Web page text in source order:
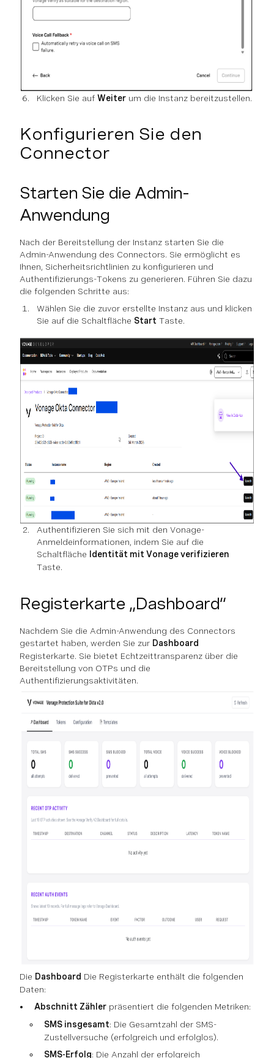
Klicken Sie auf Weiter um die Instanz bereitzustellen.
Konfigurieren Sie den
Connector
Starten Sie die Admin-
Anwendung
Nach der Bereitstellung der Instanz starten Sie die
Admin-Anwendung des Connectors. Sie ermöglicht es
Ihnen, Sicherheitsrichtlinien zu konfigurieren und
Authentifizierungs-Tokens zu generieren. Führen Sie dazu
die folgenden Schritte aus:
Wählen Sie die zuvor erstellte Instanz aus und klicken
Sie auf die Schaltfläche Start Taste.
Authentifizieren Sie sich mit den Vonage-
Anmeldeinformationen, indem Sie auf die
Schaltfläche
Identität mit Vonage verifizieren
Taste.
Registerkarte „Dashboard“
Nachdem Sie die Admin-Anwendung des Connectors
gestartet haben, werden Sie zur Dashboard
Registerkarte. Sie bietet Echtzeittransparenz über die
Bereitstellung von OTPs und die
Authentifizierungsaktivitäten.
Die Dashboard Die Registerkarte enthält die folgenden
Daten:
Abschnitt Zähler präsentiert die folgenden Metriken:
SMS insgesamt: Die Gesamtzahl der SMS-
Zustellversuche (erfolgreich und erfolglos).
SMS-Erfolg: Die Anzahl der erfolgreich